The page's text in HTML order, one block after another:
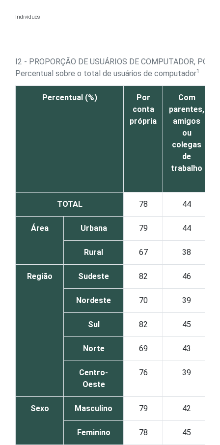
Indivíduos
I2 - PROPORÇÃO DE USUÁRIOS DE COMPUTADOR,
Percentual sobre o total de usuários de computador1
Percentual (%)
Por
conta
própria
Com
parentes,
amigos
ou
colegas
de
trabalho
TOTAL 78 44
Área Urbana 79 44
Rural 67 38
Região Sudeste 82 46
Nordeste 70 39
Sul 82 45
Norte 69 43
Centro-
Oeste
76 39
Sexo Masculino 79 42
Feminino 78 45